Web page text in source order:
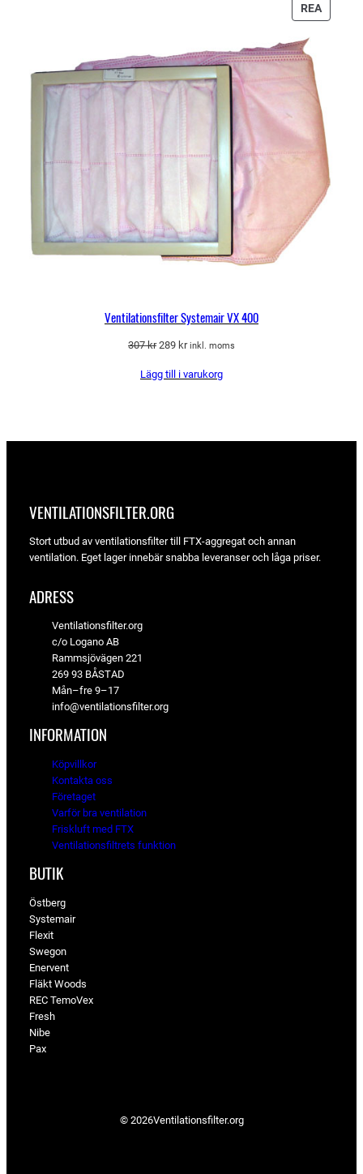
REA
PÅ
Ventilationsfilter Systemair VX 400
307kr Det
priset
289 krDet
priset
inkl. moms
Lägg till i varukorg
VENTILATIONSFILTER­.ORG
Stort utbud av ventilationsfilter till FTX-aggregat och annan
ventilation. Eget lager innebär snabba leveranser och låga priser.
ADRESS
Ventilationsfilter.org
c/o Logano AB
Rammsjövägen 221
269 93 BÅSTAD
Mån–fre 9–17
info@ventilationsfilter.org
INFORMATION
Köpvillkor
Kontakta oss
Företaget
Varför bra ventilation
Friskluft med FTX
Ventilationsfiltrets funktion
BUTIK
Östberg
Systemair
Flexit
Swegon
Enervent
Fläkt Woods
REC TemoVex
Fresh
Nibe
Pax
© 2026Ventilationsfilter­.org